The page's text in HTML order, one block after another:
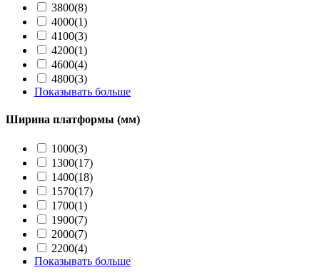
3800(8)
4000(1)
4100(3)
4200(1)
4600(4)
4800(3)
Показывать больше
Ширина платформы (мм)
1000(3)
1300(17)
1400(18)
1570(17)
1700(1)
1900(7)
2000(7)
2200(4)
Показывать больше